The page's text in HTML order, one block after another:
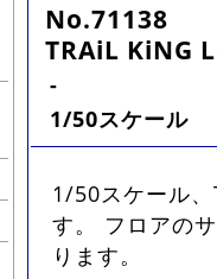
No.71138
TRAiL
-
1/50スケール
1/50スケール
す。 フロアの
ります。